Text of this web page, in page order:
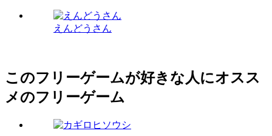
えんどうさん
このフリーゲームが好きな人にオスス
メのフリーゲーム